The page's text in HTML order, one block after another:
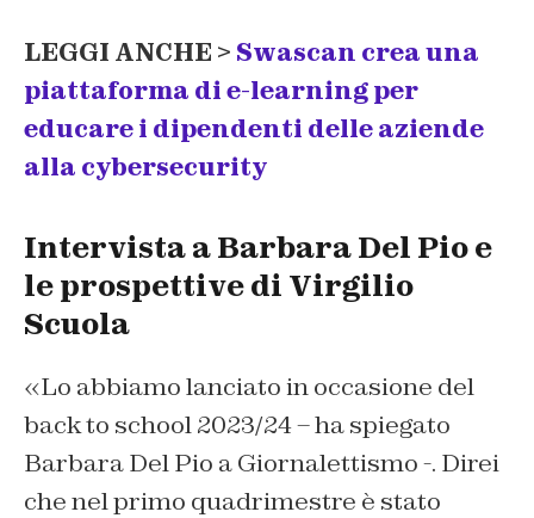
LEGGI ANCHE > Swascan crea una
piattaforma di e-learning per
educare i dipendenti delle aziende
alla cybersecurity
Intervista a Barbara Del Pio e
le prospettive di Virgilio
Scuola
«Lo abbiamo lanciato in occasione del
back to school 2023/24 – ha spiegato
Barbara Del Pio a Giornalettismo -. Direi
che nel primo quadrimestre è stato